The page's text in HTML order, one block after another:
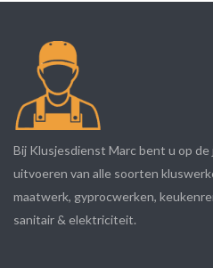
Bij Klusjesdienst Marc bent u op
uitvoeren van alle soorten
maatwerk, gyprocwerken,
sanitair & elektriciteit.